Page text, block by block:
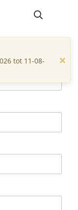
tot 11-08-
×